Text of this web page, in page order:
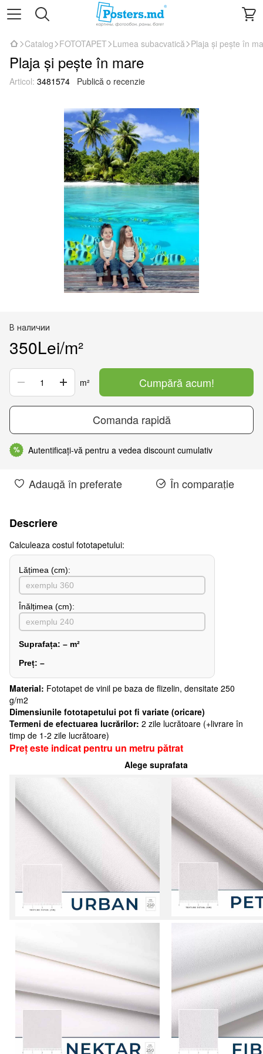
Catalog FOTOTAPET Lumea subacvatică Plaja și pește în
Plaja și pește în mare
Articol: 3481574 Publică o recenzie
В наличии
350Lei/m²
m² Cumpără acum!
Comanda rapidă
% Autentificați-vă pentru a vedea discount cumulativ
Adaugă în preferate În comparație
Descriere
Сalculeaza costul fototapetului:
Lățimea (сm):
Înălțimea (cm):
Suprafața: – m²
Preț: –
Material: Fototapet de vinil pe baza de flizelin, densitate 250
g/m2
Dimensiunile fototapetului pot fi variate (oricare)
Termeni de efectuarea lucrărilor: 2 zile lucrătoare (+livrare în
timp de 1-2 zile lucrătoare)
Preț este indicat pentru un metru pătrat
Alege suprafata